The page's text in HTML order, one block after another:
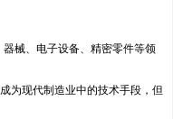
械、电子设备、精密零件等领
为现代制造业中的技术手段，但